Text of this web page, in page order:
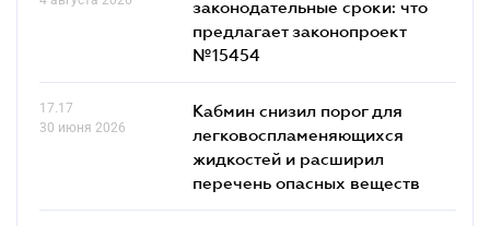
законодательные сроки: что
предлагает законопроект
№15454
17.17
30 июня 2026
Кабмин снизил порог для
легковоспламеняющихся
жидкостей и расширил
перечень опасных веществ